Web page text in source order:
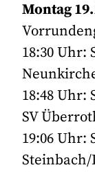
Montag
18:30 Uhr:
18:48 Uhr:
SV
19:06 Uhr: